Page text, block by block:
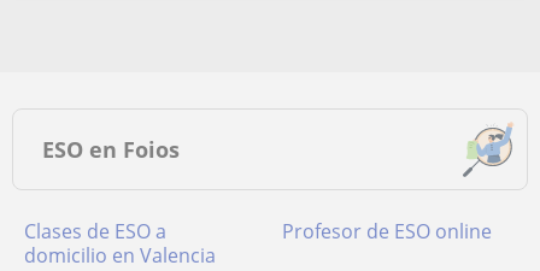
ESO en Foios
Clases de ESO a
domicilio en Valencia
Profesor de ESO online